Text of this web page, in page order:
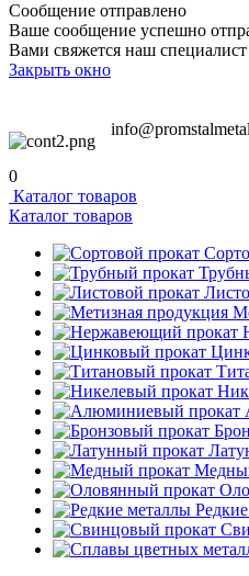
Сообщение отправлено
Ваше сообщение успешно
Вами свяжется наш специалист
Закрыть окно
0
Каталог товаров
Каталог товаров